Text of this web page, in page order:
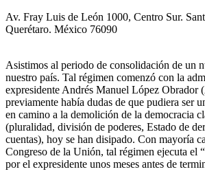
Av. Fray Luis de León 1000, Centro Sur.
Querétaro. México 76090
Asistimos al periodo de consolidación de un
nuestro país. Tal régimen comenzó con la
expresidente Andrés Manuel López
previamente había dudas de que pudiera ser
en camino a la demolición de la democracia
(pluralidad, división de poderes, Estado de
cuentas), hoy se han disipado. Con mayoría
Congreso de la Unión, tal régimen ejecuta el
por el expresidente unos meses antes de